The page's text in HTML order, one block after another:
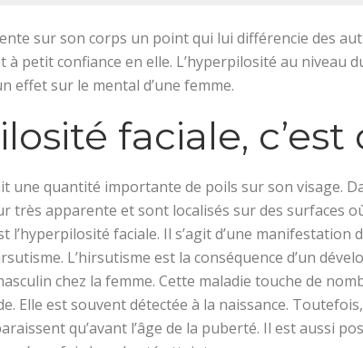
sur son corps un point qui lui différencie des
à petit confiance en elle. L’hyperpilosité au niveau
effet sur le mental d’une femme.
faciale, c’est
une quantité importante de poils sur son visage.
très apparente et sont localisés sur des surfaces
l’hyperpilosité faciale. Il s’agit d’une manifestation
L’hirsutisme est la conséquence d’un
chez la femme. Cette maladie touche de
Elle est souvent détectée à la naissance.
qu’avant l’âge de la puberté. Il est aussi